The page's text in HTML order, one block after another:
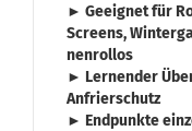
► Ge­eig­net für
Screens,
nen­rol­los
► Ler­nen­der
An­frier­schutz
► End­punk­te